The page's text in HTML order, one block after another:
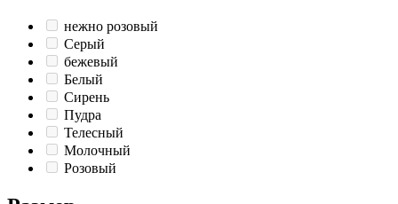
нежно розовый
Серый
бежевый
Белый
Сирень
Пудра
Телесный
Молочный
Розовый